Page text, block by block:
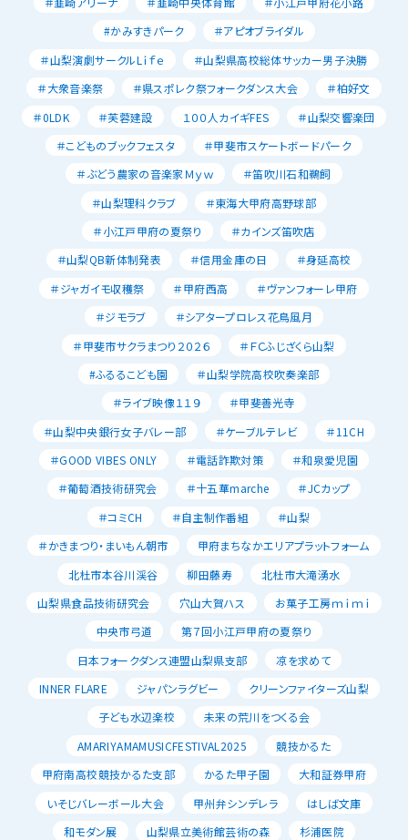
#かみすきパーク
＃アピオブライダル
＃山梨演劇サークルLｉｆｅ
＃山梨県高校総体サッカー男子決勝
＃大衆音楽祭
＃県スポレク祭フォークダンス大会
＃柏好文
＃0LDK
＃芙蓉建設 １００人カイギFES
＃山梨交響楽団
＃こどものブックフェスタ
＃甲斐市スケートボードパーク
＃ぶどう農家の音楽家Ｍｙｗ
＃笛吹川石和鵜飼
＃山梨理科クラブ
＃東海大甲府高野球部
＃小江戸甲府の夏祭り
＃カインズ笛吹店
＃山梨QB新体制発表
＃信用金庫の日
＃身延高校
＃ジャガイモ収穫祭
＃甲府西高
＃ヴァンフォーレ甲府
＃ジモラブ
＃シアタープロレス花鳥風月
＃甲斐市サクラまつり２０２６
＃ＦＣふじざくら山梨
#ふるるこども園
＃山梨学院高校吹奏楽部
＃ライブ映像１１９
＃甲斐善光寺
＃山梨中央銀行女子バレー部
＃ケーブルテレビ
＃11CH
＃GOOD VIBES ONLY
＃電話詐欺対策
＃和泉愛児園
＃葡萄酒技術研究会
＃十五華marche
＃JCカップ
＃コミCH
＃自主制作番組
＃山梨
＃かきまつり・まいもん朝市
甲府まちなかエリアプラットフォーム
北杜市本谷川渓谷
柳田藤寿
北杜市大滝湧水
山梨県食品技術研究会
穴山大賀ハス
お菓子工房ｍｉｍｉ
中央市弓道
第７回小江戸甲府の夏祭り
日本フォークダンス連盟山梨県支部
凉を求めて
INNER FLARE
ジャパンラグビー
クリーンファイターズ山梨
子ども水辺楽校
未来の荒川をつくる会
AMARIYAMAMUSICFESTIVAL2025
競技かるた
甲府南高校競技かるた支部
かるた甲子園
大和証券甲府
いそじバレーボール大会
甲州弁シンデレラ
はしば文庫
和モダン展
山梨県立美術館芸術の森
杉浦医院